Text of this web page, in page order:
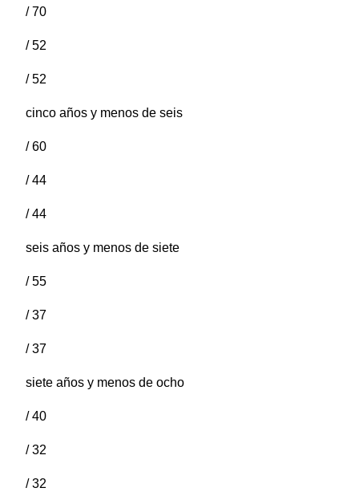
/ 70
/ 52
/ 52
cinco años y menos de seis
/ 60
/ 44
/ 44
seis años y menos de siete
/ 55
/ 37
/ 37
siete años y menos de ocho
/ 40
/ 32
/ 32